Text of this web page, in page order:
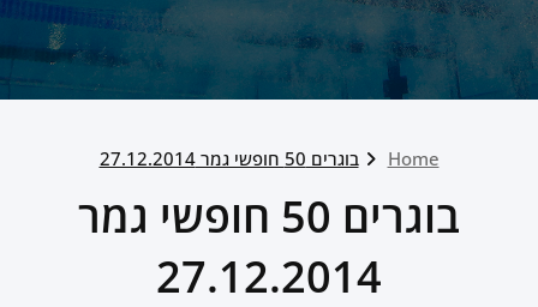
Home בוגרים 50 חופשי גמר 27.12.2014
בוגרים 50 חופשי גמר
27.12.2014